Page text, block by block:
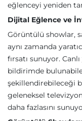
eğlenceyi yeniden
Dijital Eğlence ve
Görüntülü showlar,
aynı zamanda
fırsatı sunuyor.
bildirimde
şekillendirebileceği
geleneksel
daha fazlasını